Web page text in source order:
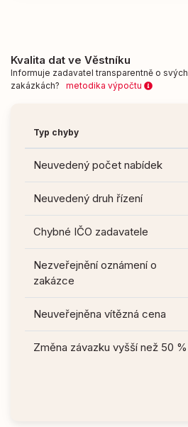
Kvalita dat ve Věstníku
Informuje zadavatel transparentně o svých
zakázkách? metodika výpočtu
Typ chyby
Neuvedený počet nabídek
Neuvedený druh řízení
Chybné IČO zadavatele
Nezveřejnění oznámení o
zakázce
Neuveřejněna vítězná cena
Změna závazku vyšší než 50 %